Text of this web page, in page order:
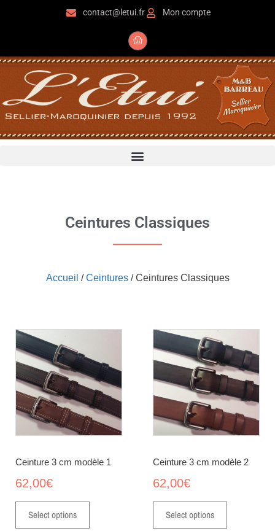
contact@letui.fr Mon compte
Ceintures Classiques
Accueil /Ceintures/ Ceintures Classiques
Ceinture 3 cm modèle 1
62,00€
Select options
Ceinture 3 cm modèle 2
62,00€
Select options